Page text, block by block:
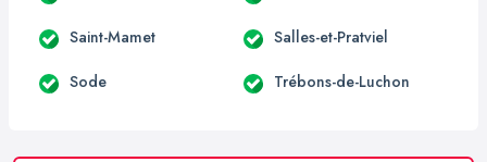
Saint-Mamet Salles-et-Pratviel
Sode Trébons-de-Luchon